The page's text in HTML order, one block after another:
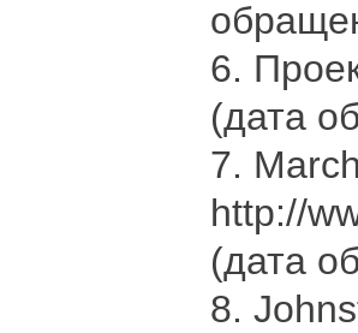
6.
(дата
7.
http://
(дата
8.